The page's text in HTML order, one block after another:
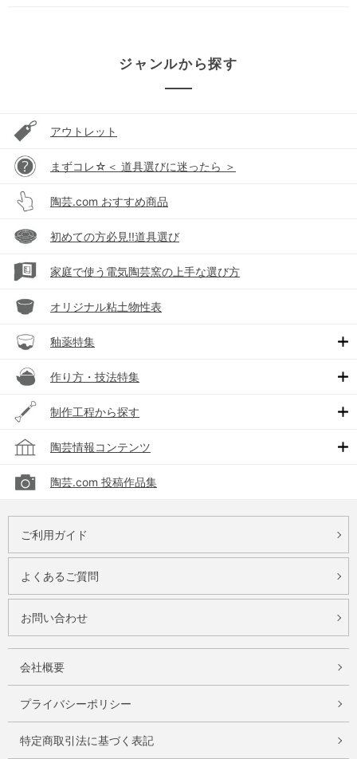
ジャンルから探す
アウトレット
まずコレ☆＜ 道具選びに迷ったら ＞
陶芸.com おすすめ商品
初めての方必見!!道具選び
家庭で使う電気陶芸窯の上手な選び方
オリジナル粘土物性表
釉薬特集
作り方・技法特集
制作工程から探す
陶芸情報コンテンツ
陶芸.com 投稿作品集
ご利用ガイド
よくあるご質問
お問い合わせ
会社概要
プライバシーポリシー
特定商取引法に基づく表記